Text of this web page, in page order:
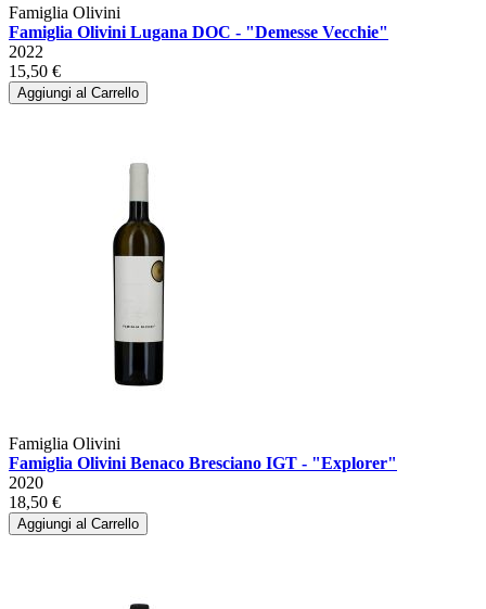
Famiglia Olivini
Famiglia Olivini Lugana DOC - "Demesse Vecchie"
2022
15,50 €
Aggiungi al Carrello
Famiglia Olivini
Famiglia Olivini Benaco Bresciano IGT - "Explorer"
2020
18,50 €
Aggiungi al Carrello